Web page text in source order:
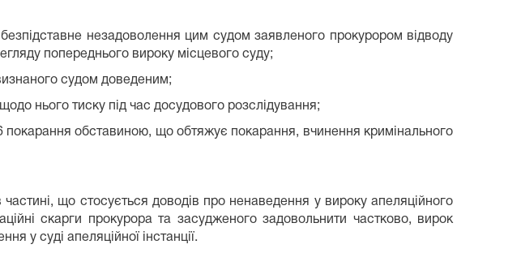
незадоволення цим судом заявленого прокурором відводу
попереднього вироку місцевого суду;
судом доведеним;
нього тиску під час досудового розслідування;
обставиною, що обтяжує покарання, вчинення кримінального
що стосується доводів про ненаведення у вироку апеляційного
скарги прокурора та засудженого задовольнити частково, вирок
у суді апеляційної інстанції.